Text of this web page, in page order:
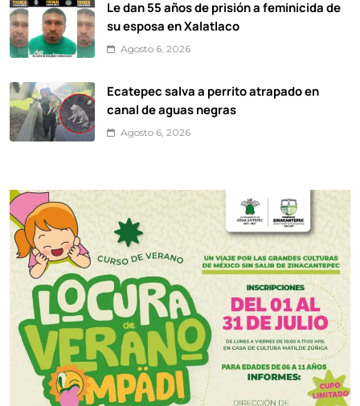
Le dan 55 años de prisión a feminicida de
su esposa en Xalatlaco
Agosto 6, 2026
Ecatepec salva a perrito atrapado en
canal de aguas negras
Agosto 6, 2026